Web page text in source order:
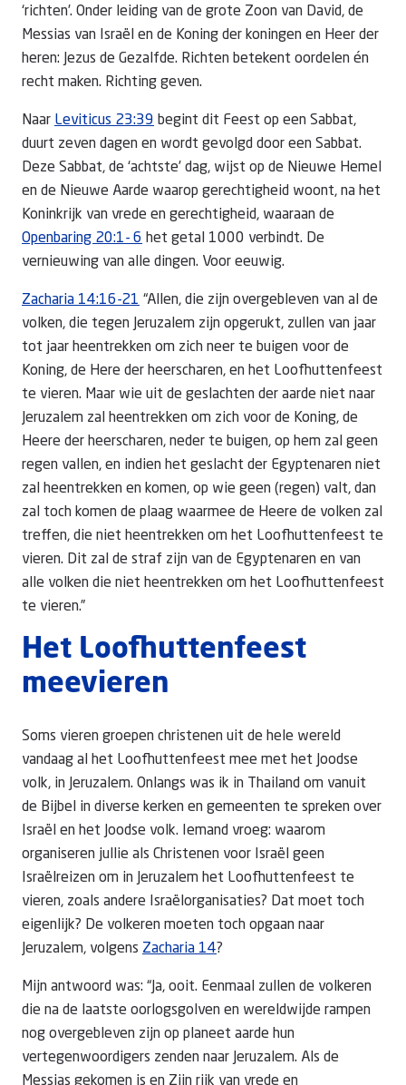
‘richten’. Onder leiding van de grote Zoon van David, de
Messias van Israël en de Koning der koningen en Heer der
heren: Jezus de Gezalfde. Richten betekent oordelen én
recht maken. Richting geven.
Naar Leviticus 23:39 begint dit Feest op een Sabbat,
duurt zeven dagen en wordt gevolgd door een Sabbat.
Deze Sabbat, de ‘achtste’ dag, wijst op de Nieuwe Hemel
en de Nieuwe Aarde waarop gerechtigheid woont, na het
Koninkrijk van vrede en gerechtigheid, waaraan de
Openbaring 20:1- 6 het getal 1000 verbindt. De
vernieuwing van alle dingen. Voor eeuwig.
Zacharia 14:16-21 “Allen, die zijn overgebleven van al de
volken, die tegen Jeruzalem zijn opgerukt, zullen van jaar
tot jaar heentrekken om zich neer te buigen voor de
Koning, de Here der heerscharen, en het Loofhuttenfeest
te vieren. Maar wie uit de geslachten der aarde niet naar
Jeruzalem zal heentrekken om zich voor de Koning, de
Heere der heerscharen, neder te buigen, op hem zal geen
regen vallen, en indien het geslacht der Egyptenaren niet
zal heentrekken en komen, op wie geen (regen) valt, dan
zal toch komen de plaag waarmee de Heere de volken zal
treffen, die niet heentrekken om het Loofhuttenfeest te
vieren. Dit zal de straf zijn van de Egyptenaren en van
alle volken die niet heentrekken om het Loofhuttenfeest
te vieren.”
Het Loofhuttenfeest
meevieren
Soms vieren groepen christenen uit de hele wereld
vandaag al het Loofhuttenfeest mee met het Joodse
volk, in Jeruzalem. Onlangs was ik in Thailand om vanuit
de Bijbel in diverse kerken en gemeenten te spreken over
Israël en het Joodse volk. Iemand vroeg: waarom
organiseren jullie als Christenen voor Israël geen
Israëlreizen om in Jeruzalem het Loofhuttenfeest te
vieren, zoals andere Israëlorganisaties? Dat moet toch
eigenlijk? De volkeren moeten toch opgaan naar
Jeruzalem, volgens Zacharia 14?
Mijn antwoord was: “Ja, ooit. Eenmaal zullen de volkeren
die na de laatste oorlogsgolven en wereldwijde rampen
nog overgebleven zijn op planeet aarde hun
vertegenwoordigers zenden naar Jeruzalem. Als de
Messias gekomen is en Zijn rijk van vrede en